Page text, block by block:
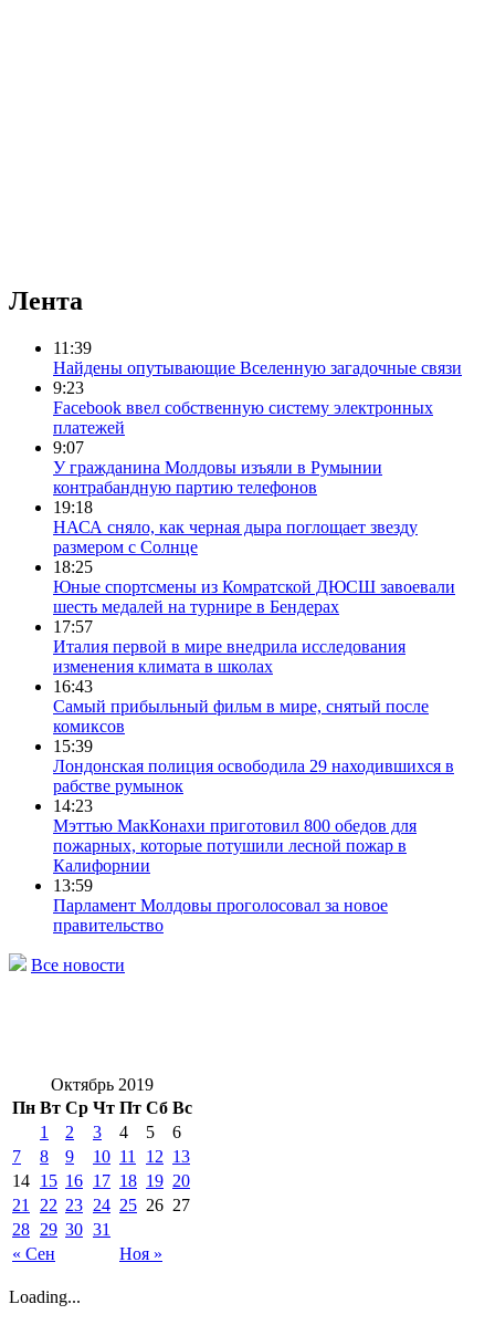
Лента
11:39
Найдены опутывающие Вселенную загадочные связи
9:23
Facebook ввел собственную систему электронных
платежей
9:07
У гражданина Молдовы изъяли в Румынии
контрабандную партию телефонов
19:18
НАСА сняло, как черная дыра поглощает звезду
размером с Солнце
18:25
Юные спортсмены из Комратской ДЮСШ завоевали
шесть медалей на турнире в Бендерах
17:57
Италия первой в мире внедрила исследования
изменения климата в школах
16:43
Самый прибыльный фильм в мире, снятый после
комиксов
15:39
Лондонская полиция освободила 29 находившихся в
рабстве румынок
14:23
Мэттью МакКонахи приготовил 800 обедов для
пожарных, которые потушили лесной пожар в
Калифорнии
13:59
Парламент Молдовы проголосовал за новое
правительство
Все новости
Октябрь 2019
Пн Вт Ср Чт Пт Сб Вс
« Сен Ноя »
1 2 3 4 5
6
7
8 9 10 11 12 13
14 15 16 17 18 19 20
21
22 23 24 25 26 27
28 29 30 31
Loading...